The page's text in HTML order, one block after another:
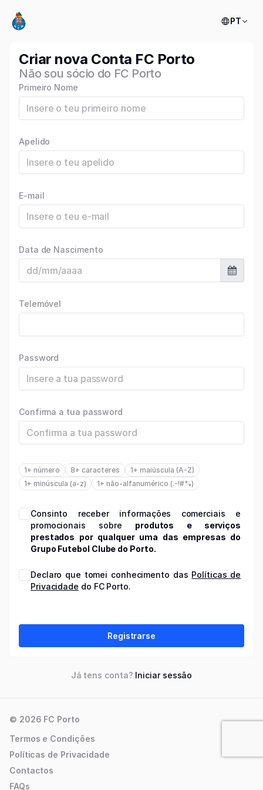
PT
Criar nova Conta FC Porto
Não sou sócio do FC Porto
Primeiro Nome
Apelido
E-mail
Data de Nascimento
Telemóvel
Password
Confirma a tua password
1+ número 8+ caracteres
1+ maiúscula (A-Z)
1+ minúscula (a-z)
1+ não-alfanumérico (.-!#%)
Consinto receber informações comerciais e
promocionais sobre produtos e serviços
prestados por qualquer uma das empresas do
Grupo Futebol Clube do Porto.
Declaro que tomei conhecimento das Políticas de
Privacidade do FC Porto.
Registrarse
Já tens conta? Iniciar sessão
© 2026 FC Porto
Termos e Condições
Políticas de Privacidade
Contactos
FAQs